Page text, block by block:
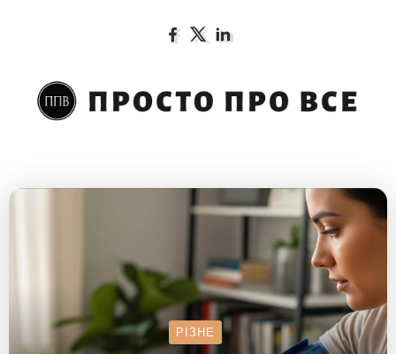
РІЗНЕ